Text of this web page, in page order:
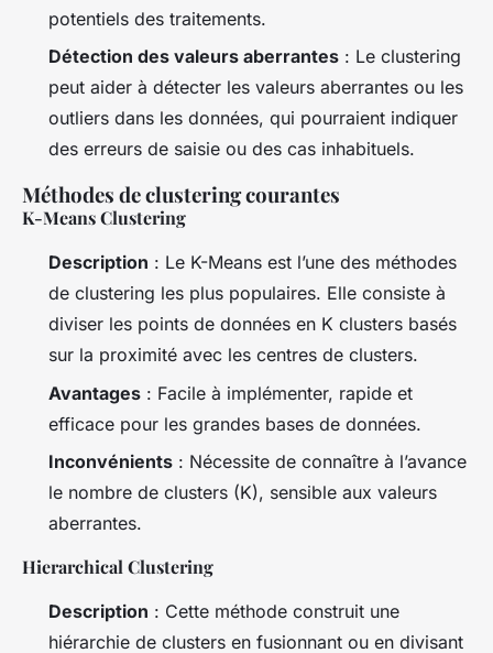
potentiels des traitements.
Détection des valeurs aberrantes : Le clustering
peut aider à détecter les valeurs aberrantes ou les
outliers dans les données, qui pourraient indiquer
des erreurs de saisie ou des cas inhabituels.
Méthodes de clustering courantes
K-Means Clustering
Description : Le K-Means est l’une des méthodes
de clustering les plus populaires. Elle consiste à
diviser les points de données en K clusters basés
sur la proximité avec les centres de clusters.
Avantages : Facile à implémenter, rapide et
efficace pour les grandes bases de données.
Inconvénients : Nécessite de connaître à l’avance
le nombre de clusters (K), sensible aux valeurs
aberrantes.
Hierarchical Clustering
Description : Cette méthode construit une
hiérarchie de clusters en fusionnant ou en divisant